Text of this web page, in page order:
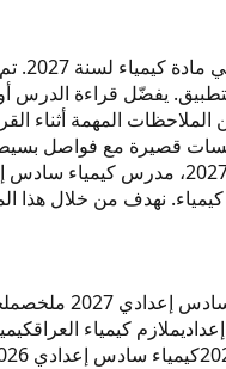
هذا
يفضّل قراءة الدرس
الملاحظات المهمة
قصيرة مع فواصل
إعدادي 2027 ملخص
ملازم كيمياء العراق
كيمياء سادس إعدادي 2026